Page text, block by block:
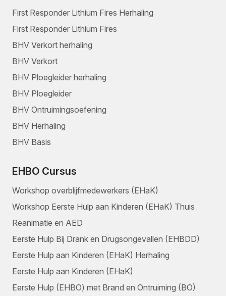
First Responder Lithium Fires Herhaling
First Responder Lithium Fires
BHV Verkort herhaling
BHV Verkort
BHV Ploegleider herhaling
BHV Ploegleider
BHV Ontruimingsoefening
BHV Herhaling
BHV Basis
EHBO Cursus
Workshop overblijfmedewerkers (EHaK)
Workshop Eerste Hulp aan Kinderen (EHaK) Thuis
Reanimatie en AED
Eerste Hulp Bij Drank en Drugsongevallen (EHBDD)
Eerste Hulp aan Kinderen (EHaK) Herhaling
Eerste Hulp aan Kinderen (EHaK)
Eerste Hulp (EHBO) met Brand en Ontruiming (BO)